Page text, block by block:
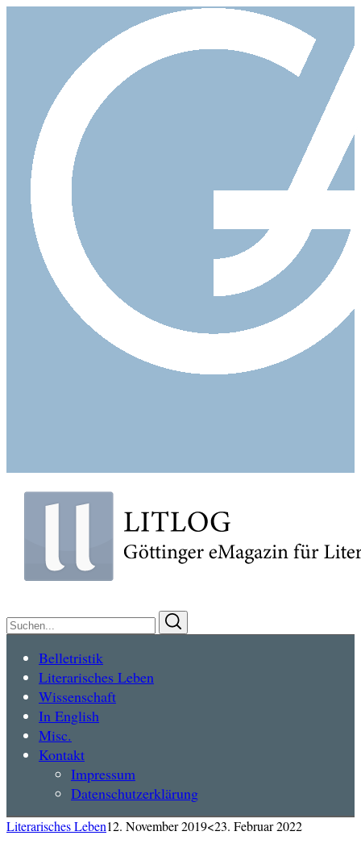
Suchen
nach:
Belletristik
Literarisches Leben
Wissenschaft
In English
Misc.
Kontakt
Impressum
Datenschutzerklärung
Literarisches Leben12. November 2019<23. Februar 2022